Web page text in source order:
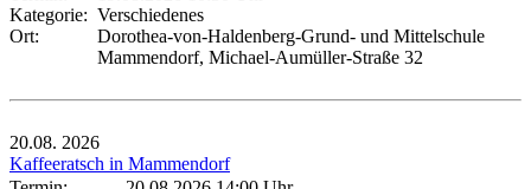
Kategorie: Verschiedenes
Ort:
Dorothea-von-Haldenberg-Grund- und Mittelschule
Mammendorf, Michael-Aumüller-Straße 32
20.08. 2026
Kaffeeratsch in Mammendorf